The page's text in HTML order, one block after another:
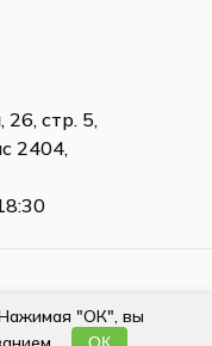
26, стр. 5,
2404,
projecthotel.ru
Нажимая "ОК", вы